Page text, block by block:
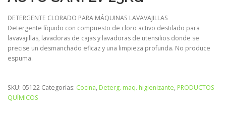
DETERGENTE CLORADO PARA MÁQUINAS LAVAVAJILLAS
Detergente líquido con compuesto de cloro activo destilado para
lavavajillas, lavadoras de cajas y lavadoras de utensilios donde se
precise un desmanchado eficaz y una limpieza profunda. No produce
espuma.
SKU: 05122 Categorías: Cocina, Deterg. maq. higienizante, PRODUCTOS
QUÍMICOS